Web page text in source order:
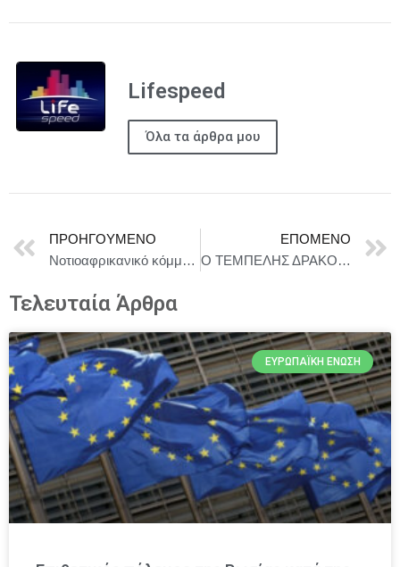
Lifespeed
Όλα τα άρθρα μου
ΠΡΟΗΓΟΎΜΕΝΟ
Νοτιοαφρικανικό κόμμα υπέρ της μαροκινής πρότασης αυτονομίας για τη Δυτική Σαχάρα
ΕΠΌΜΕΝΟ
Ο ΤΕΜΠΕΛΗΣ ΔΡΑΚΟΣ ΣΤΟ ΗΡΩΔΕΙΟ / ΠΕΜΠΤΗ 11 ΣΕΠΤΕΜΒΡΙΟΥ
Τελευταία Άρθρα
ΕΥΡΩΠΑΪΚΉ ΈΝΩΣΗ